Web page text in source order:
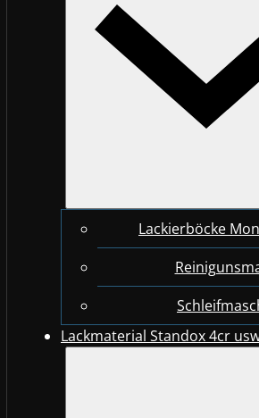
Lackierböcke
Lackmaterial Standox 4cr